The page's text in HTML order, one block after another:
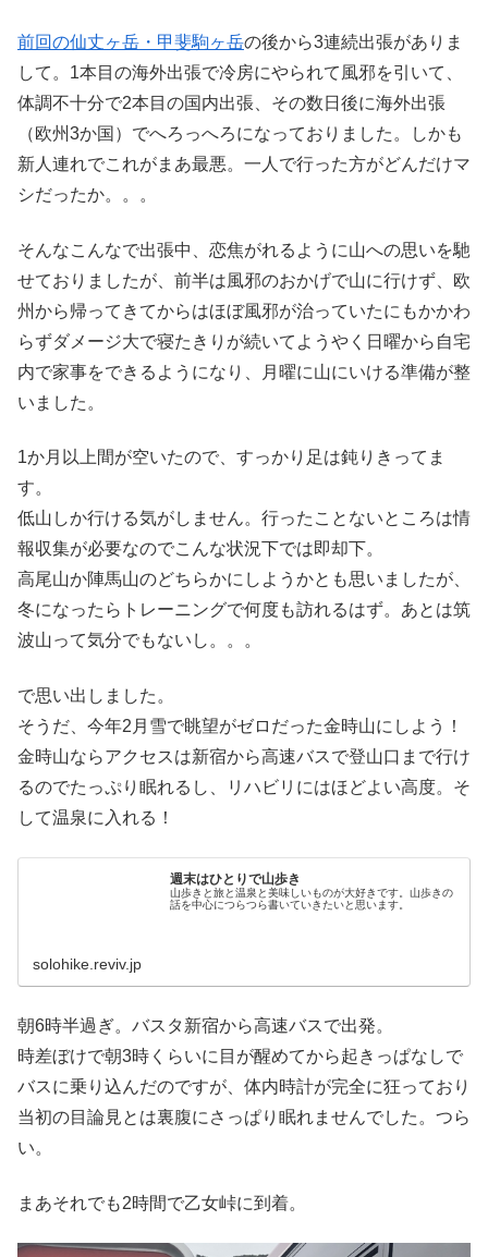
前回の仙丈ヶ岳・甲斐駒ヶ岳の後から3連続出張がありま
して。1本目の海外出張で冷房にやられて風邪を引いて、
体調不十分で2本目の国内出張、その数日後に海外出張
（欧州3か国）でへろっへろになっておりました。しかも
新人連れでこれがまあ最悪。一人で行った方がどんだけマ
シだったか。。。
そんなこんなで出張中、恋焦がれるように山への思いを馳
せておりましたが、前半は風邪のおかげで山に行けず、欧
州から帰ってきてからはほぼ風邪が治っていたにもかかわ
らずダメージ大で寝たきりが続いてようやく日曜から自宅
内で家事をできるようになり、月曜に山にいける準備が整
いました。
1か月以上間が空いたので、すっかり足は鈍りきってま
す。
低山しか行ける気がしません。行ったことないところは情
報収集が必要なのでこんな状況下では即却下。
高尾山か陣馬山のどちらかにしようかとも思いましたが、
冬になったらトレーニングで何度も訪れるはず。あとは筑
波山って気分でもないし。。。
で思い出しました。
そうだ、今年2月雪で眺望がゼロだった金時山にしよう！
金時山ならアクセスは新宿から高速バスで登山口まで行け
るのでたっぷり眠れるし、リハビリにはほどよい高度。そ
して温泉に入れる！
週末はひとりで山歩き
山歩きと旅と温泉と美味しいものが大好きです。山歩きの
話を中心につらつら書いていきたいと思います。
solohike.reviv.jp
朝6時半過ぎ。バスタ新宿から高速バスで出発。
時差ぼけで朝3時くらいに目が醒めてから起きっぱなしで
バスに乗り込んだのですが、体内時計が完全に狂っており
当初の目論見とは裏腹にさっぱり眠れませんでした。つら
い。
まあそれでも2時間で乙女峠に到着。